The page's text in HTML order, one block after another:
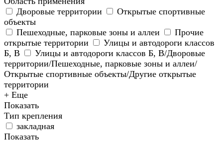
Дворовые территории
Открытые спортивные
объекты
Пешеходные, парковые зоны и аллеи
Прочие
открытые территории
Улицы и автодороги классов
Б, В
Улицы и автодороги классов Б, В/Дворовые
территории/Пешеходные, парковые зоны и аллеи/
Открытые спортивные объекты/Другие открытые
территории
+ Еще
Показать
Тип крепления
закладная
Показать